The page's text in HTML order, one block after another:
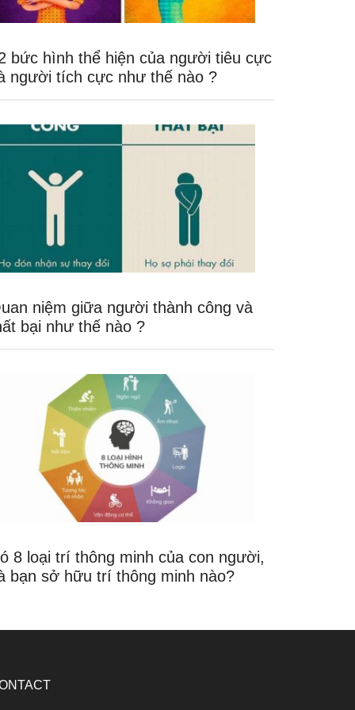
bức hình thể hiện của người tiêu cực
người tích cực như thế nào ?
niệm giữa người thành công và
bại như thế nào ?
8 loại trí thông minh của con người,
bạn sở hữu trí thông minh nào?